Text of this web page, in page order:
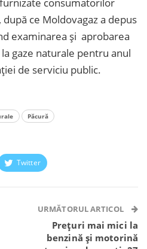
ce Moldovagaz a depus
examinarea și aprobarea
gaze naturale pentru anul
de serviciu public.
Păcură
Twitter
Viber
URMĂTORUL ARTICOL
Prețuri mai mici la
benzină și motorină